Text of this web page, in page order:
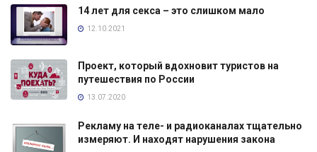
14 лет для секса – это слишком мало
12.10.2021
Проект, который вдохновит туристов на
путешествия по России
13.07.2020
Рекламу на теле- и радиоканалах тщательно
измеряют. И находят нарушения закона